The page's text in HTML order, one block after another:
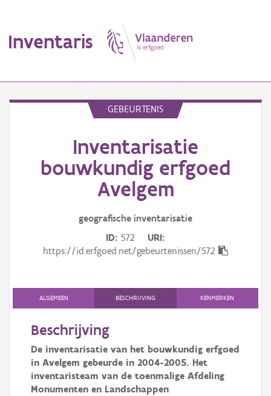
Inventaris
Aanduidingsobject
Gebeurtenis
Downloads
Hergebruik
Aanmelden
GEBEURTENIS
Inventarisatie
bouwkundig erfgoed
Avelgem
geografische inventarisatie
ID 572
URI
https://id.erfgoed.net/gebeurtenissen/572
ALGEMEEN BESCHRIJVING KENMERKEN
Beschrijving
De inventarisatie van het bouwkundig erfgoed
in Avelgem gebeurde in 2004-2005. Het
inventaristeam van de toenmalige Afdeling
Monumenten en Landschappen